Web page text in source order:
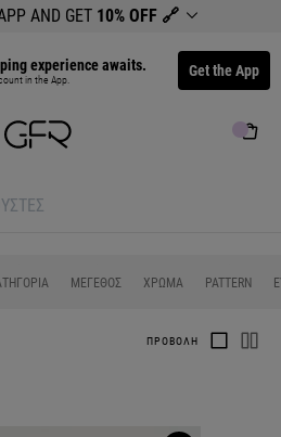
AND GET 10% OFF 🔗
experience awaits.
in the App. Get the App
ΜΕΓΕΘΟΣ ΧΡΩΜΑ PATTERN
ΠΡΟΒΟΛΗ